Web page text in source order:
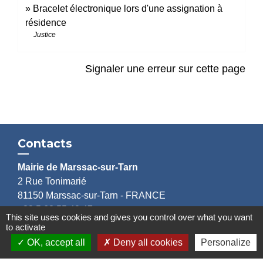
Bracelet électronique lors d'une assignation à
résidence
Justice
Signaler une erreur sur cette page
Contacts
Mairie de Marssac-sur-Tarn
2 Rue Tonimarié
81150 Marssac-sur-Tarn - FRANCE
accueil@marssac-sur-tarn.fr
Lien vers les HORAIRES et CONTACTS
This site uses cookies and gives you control over what you want
to activate
OK, accept all
Deny all cookies Personalize